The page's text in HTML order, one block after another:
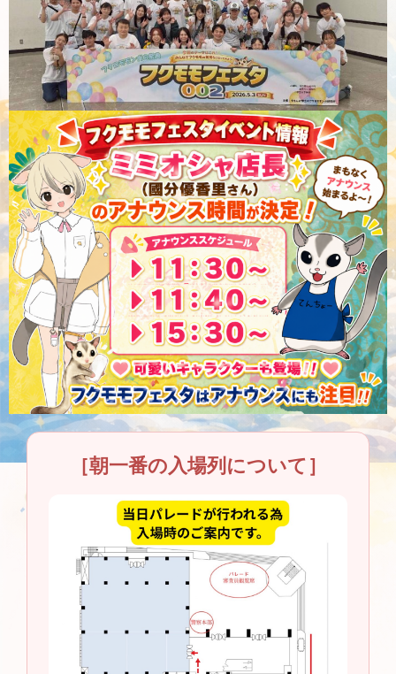
［朝一番の入場列について］